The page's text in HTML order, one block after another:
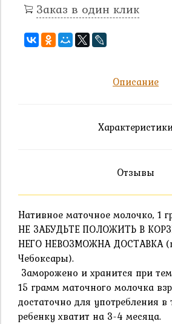
Заказ в один клик
Описание
Отзывы
Нативное маточное молочко, 1
НЕ ЗАБУДЬТЕ ПОЛОЖИТЬ В
НЕГО НЕВОЗМОЖНА ДОСТАВКА
Чебоксары).
Заморожено и хранится при
15 грамм маточного молочка
достаточно для употребления в
ребенку хватит на 3-4 месяца.